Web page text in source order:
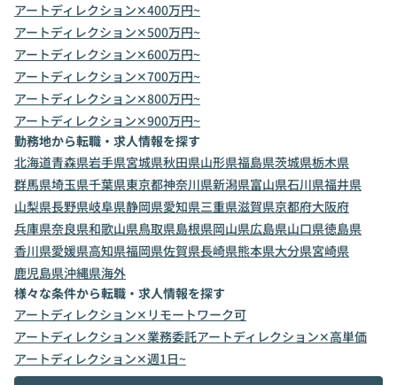
アートディレクション✕400万円~
アートディレクション✕500万円~
アートディレクション✕600万円~
アートディレクション✕700万円~
アートディレクション✕800万円~
アートディレクション✕900万円~
勤務地から転職・求人情報を探す
北海道青森県岩手県宮城県秋田県山形県福島県茨城県栃木県
群馬県埼玉県千葉県東京都神奈川県新潟県富山県石川県福井県
山梨県長野県岐阜県静岡県愛知県三重県滋賀県京都府大阪府
兵庫県奈良県和歌山県鳥取県島根県岡山県広島県山口県徳島県
香川県愛媛県高知県福岡県佐賀県長崎県熊本県大分県宮崎県
鹿児島県沖縄県海外
様々な条件から転職・求人情報を探す
アートディレクション✕リモートワーク可
アートディレクション✕業務委託アートディレクション✕高単価
アートディレクション✕週1日~